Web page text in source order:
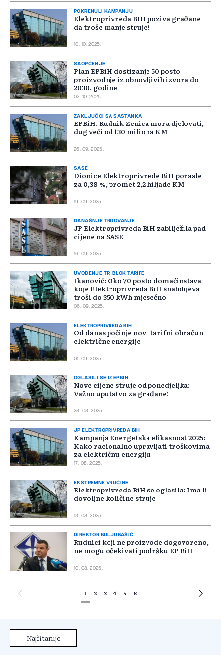
POKRENULI KAMPANJU
Elektroprivreda BIH poziva graðane
da troše manje struje!
10. 10. 2025.
SAOPĆENJE
Plan EPBiH dostizanje 50 posto
proizvodnje iz obnovljivih izvora do
2030. godine
02. 10. 2025.
ZAKLJUČCI SA SASTANKA
EPBiH: Rudnik Zenica mora djelovati,
dug veći od 130 miliona KM
26. 09. 2025.
SASE
Dionice Elektroprivrede BiH porasle
za 0,38 %, promet 2,2 hiljade KM
19. 09. 2025.
DANAŠNJE TRGOVANJE
JP Elektroprivreda BiH zabilježila pad
cijene na SASE
16. 09. 2025.
UVOĐENJE TRI BLOK TARIFE
Ikanović: Oko 70 posto domaćinstava
koje Elektroprivreda BiH snabdijeva
troši do 350 kWh mjesečno
06. 09. 2025.
ELEKTROPRIVREDA BIH
Od danas počinje novi tarifni obračun
električne energije
01. 09. 2025.
OGLASILI SE IZ EPBIH
Nove cijene struje od ponedjeljka:
Važno uputstvo za građane!
28. 08. 2025.
JP ELEKTROPRIVREDA BIH
Kampanja Energetska efikasnost 2025:
Kako racionalno upravljati troškovima
za električnu energiju
17. 08. 2025.
EKSTREMNE VRUĆINE
Elektroprivreda BiH se oglasila: Ima li
dovoljne količine struje
13. 08. 2025.
DIREKTOR BULJUBAŠIĆ
Rudnici koji ne proizvode dogovoreno,
ne mogu očekivati podršku EP BiH
10. 08. 2025.
1 2 3 4 5 6
Najčitanije